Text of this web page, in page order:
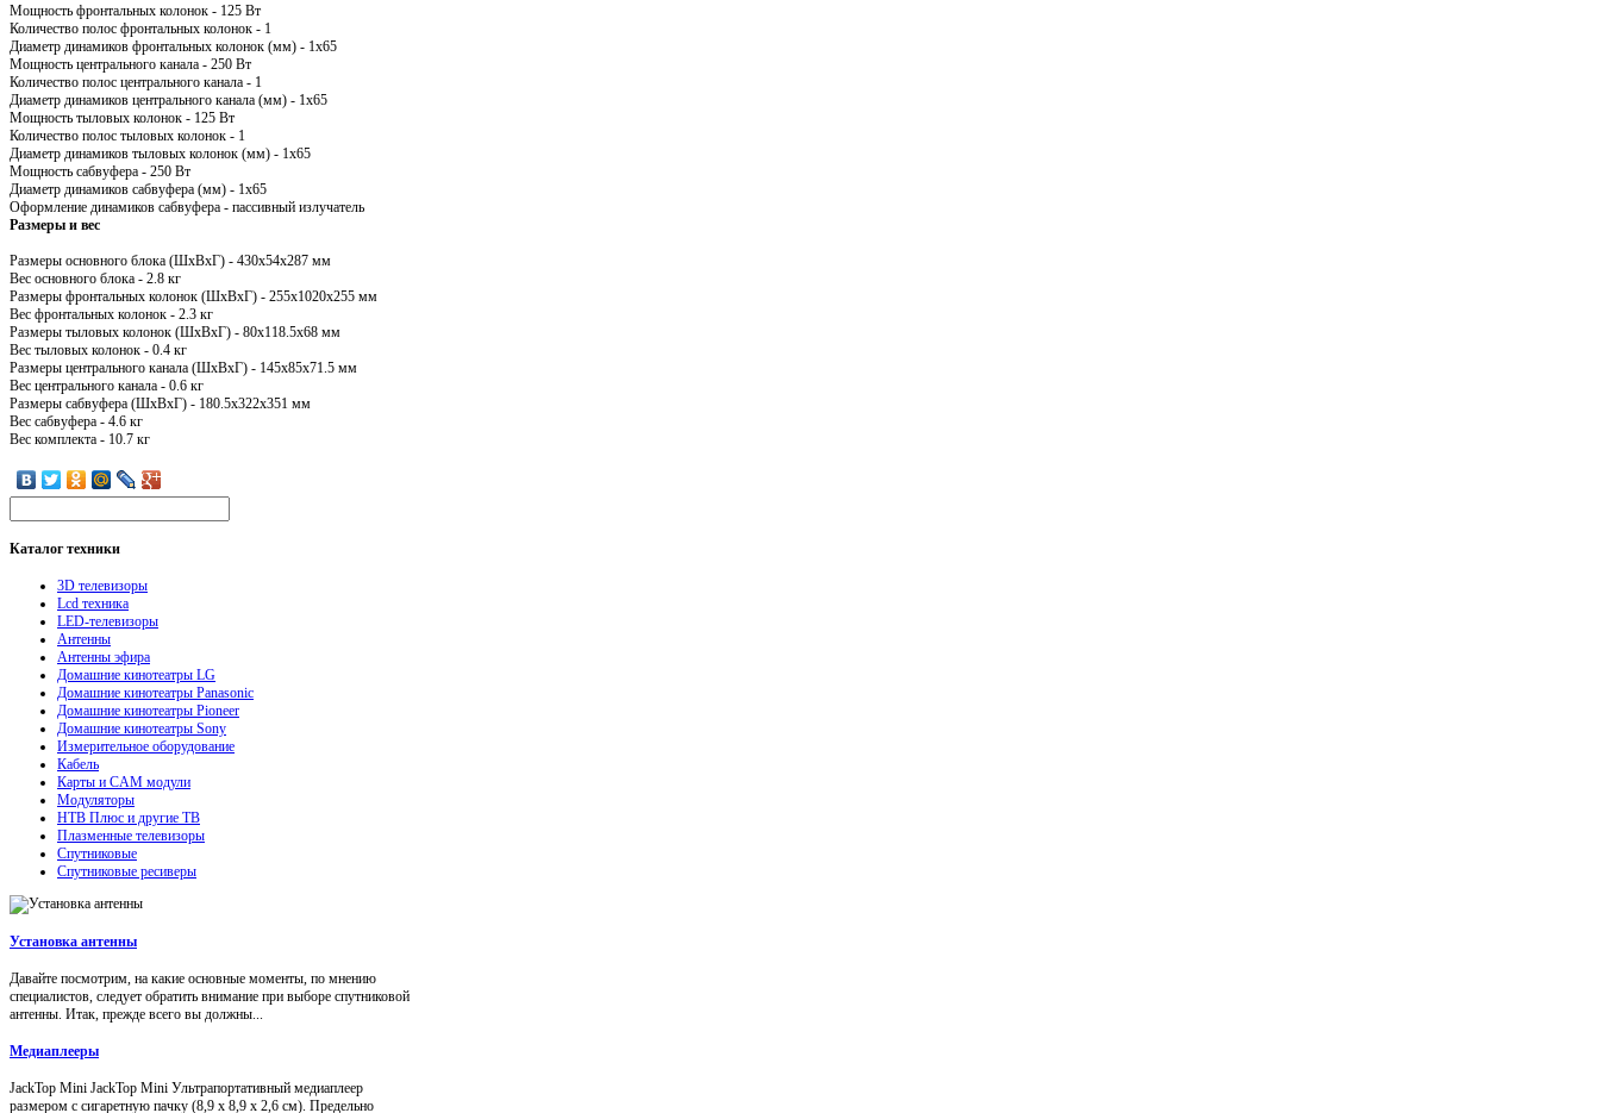
Мощность фронтальных колонок - 125 Вт
Количество полос фронтальных колонок - 1
Диаметр динамиков фронтальных колонок (мм) - 1х65
Мощность центрального канала - 250 Вт
Количество полос центрального канала - 1
Диаметр динамиков центрального канала (мм) - 1х65
Мощность тыловых колонок - 125 Вт
Количество полос тыловых колонок - 1
Диаметр динамиков тыловых колонок (мм) - 1х65
Мощность сабвуфера - 250 Вт
Диаметр динамиков сабвуфера (мм) - 1x65
Оформление динамиков сабвуфера - пассивный излучатель
Размеры и вес
Размеры основного блока (ШxВxГ) - 430х54х287 мм
Вес основного блока - 2.8 кг
Размеры фронтальных колонок (ШxВxГ) - 255x1020x255 мм
Вес фронтальных колонок - 2.3 кг
Размеры тыловых колонок (ШxВxГ) - 80x118.5x68 мм
Вес тыловых колонок - 0.4 кг
Размеры центрального канала (ШxВxГ) - 145x85x71.5 мм
Вес центрального канала - 0.6 кг
Размеры сабвуфера (ШxВxГ) - 180.5x322x351 мм
Вес сабвуфера - 4.6 кг
Вес комплекта - 10.7 кг
Каталогтехники
3D телевизоры
Lcd техника
LED-телевизоры
Антенны
Антенны эфира
Домашние кинотеатры LG
Домашние кинотеатры Panasonic
Домашние кинотеатры Pioneer
Домашние кинотеатры Sony
Измерительное оборудование
Кабель
Карты и CAM модули
Модуляторы
НТВ Плюс и другие ТВ
Плазменные телевизоры
Спутниковые
Спутниковые ресиверы
Установка антенны
Давайте посмотрим, на какие основные моменты, по мнению
специалистов, следует обратить внимание при выборе спутниковой
антенны. Итак, прежде всего вы должны...
Медиаплееры
JackTop Mini JackTop Mini Ультрапортативный медиаплеер
размером с сигаретную пачку (8,9 x 8,9 x 2,6 см). Предельно